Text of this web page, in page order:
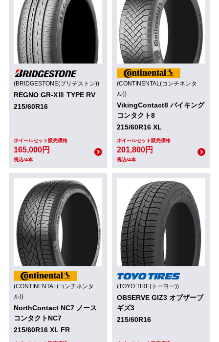
(BRIDGESTONE(ブリヂストン))
REGNO GR-XⅢ TYPE RV
215/60R16
ホイールセット販売価格
165,000円
税込/4本
(CONTINENTAL(コンチネンタ
ル))
VikingContact8 バイキング
コンタクト8
215/60R16 XL
ホイールセット販売価格
201,800円
税込/4本
(CONTINENTAL(コンチネンタ
ル))
NorthContact NC7 ノース
コンタクトNC7
215/60R16 XL FR
(TOYO TIRE(トーヨー))
OBSERVE GIZ3 オブザーブ
ギズ3
215/60R16